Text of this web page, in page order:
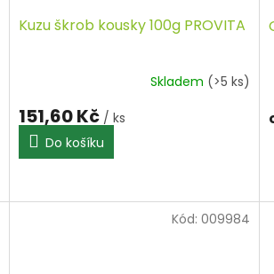
Kuzu škrob kousky 100g PROVITA
Skladem (>5 ks)
151,60 Kč / ks
Do košíku
Kód: 009984